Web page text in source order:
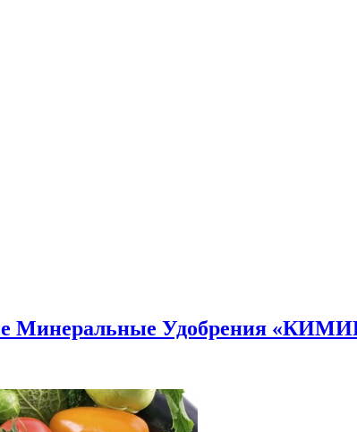
Минеральные Удобрения